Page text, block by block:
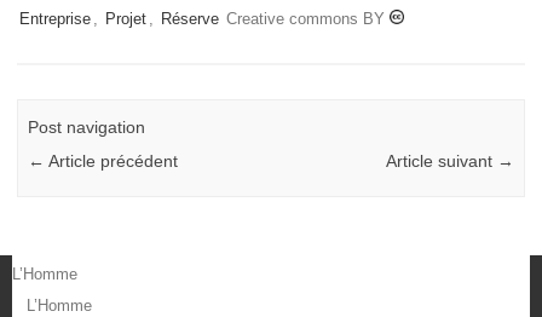
Entreprise
Projet Réserve Creative commons BY
Post navigation
← Article précédent Article suivant →
L’Homme
L’Homme